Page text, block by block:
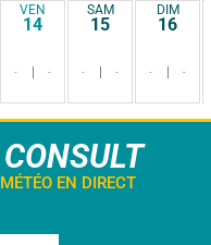
VEN
14
- -
SAM
15
- -
DIM
16
- -
CONSULT
MÉTÉO EN DIRECT